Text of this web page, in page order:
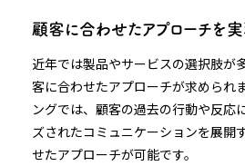
顧客に合わせたアプローチを実
近年では製品やサービスの選択肢が
客に合わせたアプローチが求められ
ングでは、顧客の過去の行動や反応
ズされたコミュニケーションを展開
せたアプローチが可能です。